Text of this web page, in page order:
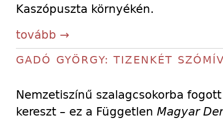
Kaszópuszta környékén.
tovább →
GADÓ GYÖRGY: TIZENKÉT
Nemzetiszínű szalagcsokorba
kereszt – ez a Független Magyar